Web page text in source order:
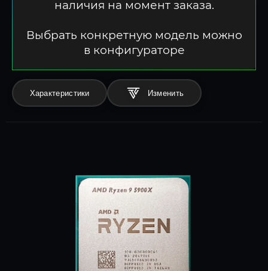
наличия на момент заказа.
Выбрать конкретную модель можно
в конфигураторе
Характеристики